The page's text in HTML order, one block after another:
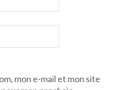
mon e-mail et mon site